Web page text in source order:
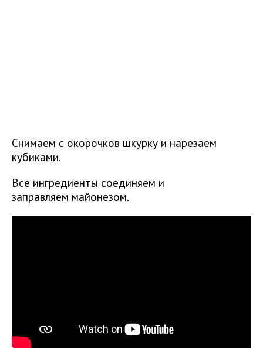
Снимаем с окорочков шкурку и нарезаем
кубиками.
Все ингредиенты соединяем и
заправляем майонезом.